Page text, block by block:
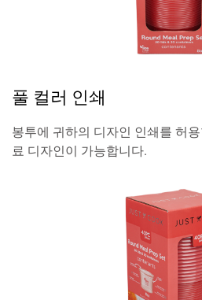
풀 컬러 인쇄
봉투에 귀하의 디자인 인쇄를 허
료 디자인이 가능합니다.